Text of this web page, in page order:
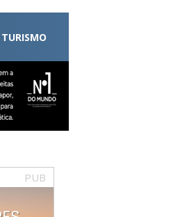
TURISMO
PUB